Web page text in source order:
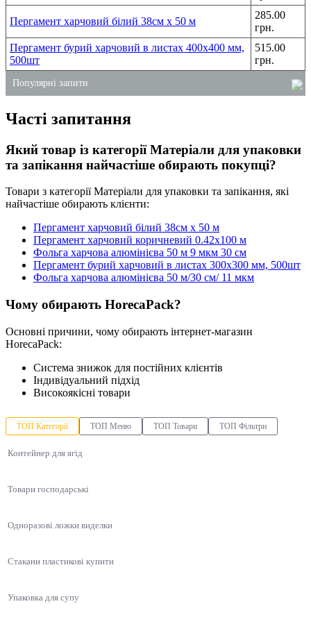
Пергамент харчовий білий 38см х 50 м
285.00
грн.
Пергамент бурий харчовий в листах 400х400 мм,
500шт
515.00
грн.
Популярні запити
паперові пакети київ купити
одноразова упаковка для торта
купити підкладки для продуктів
Часті запитання
Який товар із категорії Матеріали для упаковки
та запікання найчастіше обирають покупці?
Товари з категорії Матеріали для упаковки та запікання, які
найчастіше обирають клієнти:
Пергамент харчовий білий 38см х 50 м
Пергамент харчовий коричневий 0.42х100 м
Фольга харчова алюмінієва 50 м 9 мкм 30 см
Пергамент бурий харчовий в листах 300х300 мм, 500шт
Фольга харчова алюмінієва 50 м/30 см/ 11 мкм
Чому обирають HorecaPack?
Основні причини, чому обирають інтернет-магазин
HorecaPack:
Система знижок для постійних клієнтів
Індивідуальний підхід
Високоякісні товари
ТОП Категорії ТОП Меню ТОП Товари ТОП Фільтри
Контейнер для ягід
Товари господарські
Одноразові ложки виделки
Стакани пластикові купити
Упаковка для супу